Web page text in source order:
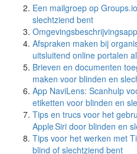
Een mailgroep op
slechtziend bent
Afspraken maken bij
uitsluitend online portalen
Brieven en documenten
maken voor blinden en
App NaviLens: Scanhulp
etiketten voor blinden en
Tips en trucs voor het
Apple Siri door blinden en
Tips voor het werken met
blind of slechtziend bent